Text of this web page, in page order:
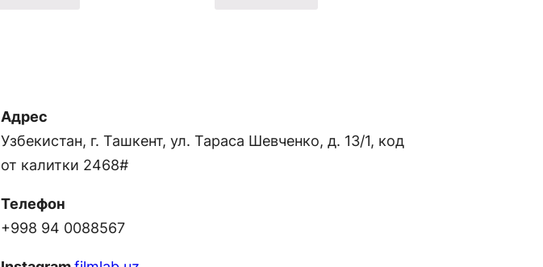
Адрес
Узбекистан, г. Ташкент, ул. Тараса Шевченко, д. 13/1, код
от калитки 2468#
Телефон
+998 94 0088567